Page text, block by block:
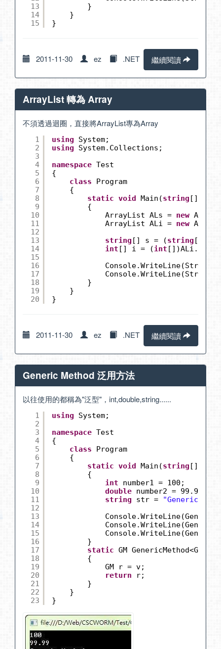
13
14
15
}
}
}
2011-11-30 ez .NET 繼續閱讀
ArrayList 轉為 Array
不須透過迴圈，直接將ArrayList專為Array
1
2
3
4
5
6
7
8
9
10
11
12
13
14
15
16
17
18
19
20
using
System;
using
System.Collections;
namespace Test
{
class
Program
{
static void Main(string []
{
ArrayList ALs = new
ArrayList ALi = new
string [] s = (string
int [] i = (int
}
}
}
2011-11-30 ez .NET 繼續閱讀
Generic Method 泛用方法
以往使用的都稱為"泛型"，int,double,string......
1
2
3
4
5
6
7
8
9
10
11
12
13
14
15
16
17
18
19
20
21
22
23
using
System;
namespace Test
{
class
Program
{
static void Main(string []
{
int
number1 = 100;
double number2 = 99.99;
string
str =
"Generic
}
static GM
{
GM r = v;
return
r;
}
}
}